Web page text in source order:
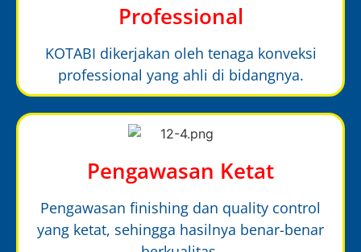
Professional
KOTABI dikerjakan oleh tenaga konveksi
professional yang ahli di bidangnya.
Pengawasan Ketat
Pengawasan finishing dan quality control
yang ketat, sehingga hasilnya benar-benar